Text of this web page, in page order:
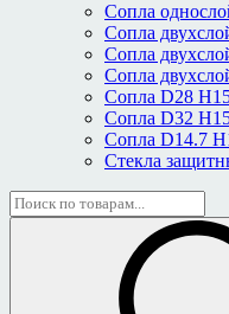
Сопла
Сопла
Сопла
Сопла
Сопла D28
Сопла D32
Сопла D14.7
Стекла